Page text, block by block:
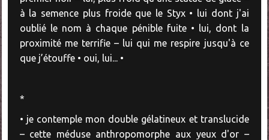
à la semence plus froide que le Styx • lui dont j'ai
oublié le nom à chaque pénible fuite • lui, dont la
proximité me terrifie – lui qui me respire jusqu'à ce
que j’étouffe • oui, lui... •
*
• je contemple mon double gélatineux et translucide
– cette méduse anthropomorphe aux yeux d'or –